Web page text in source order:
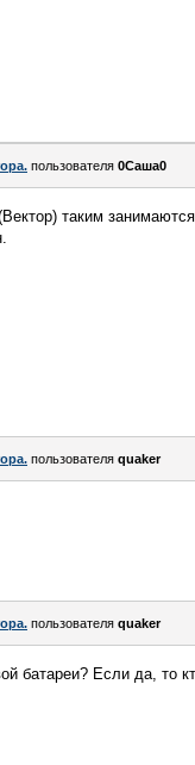
пользователя 0Саша0
таким
пользователя quaker
пользователя quaker
батареи? Если да, то